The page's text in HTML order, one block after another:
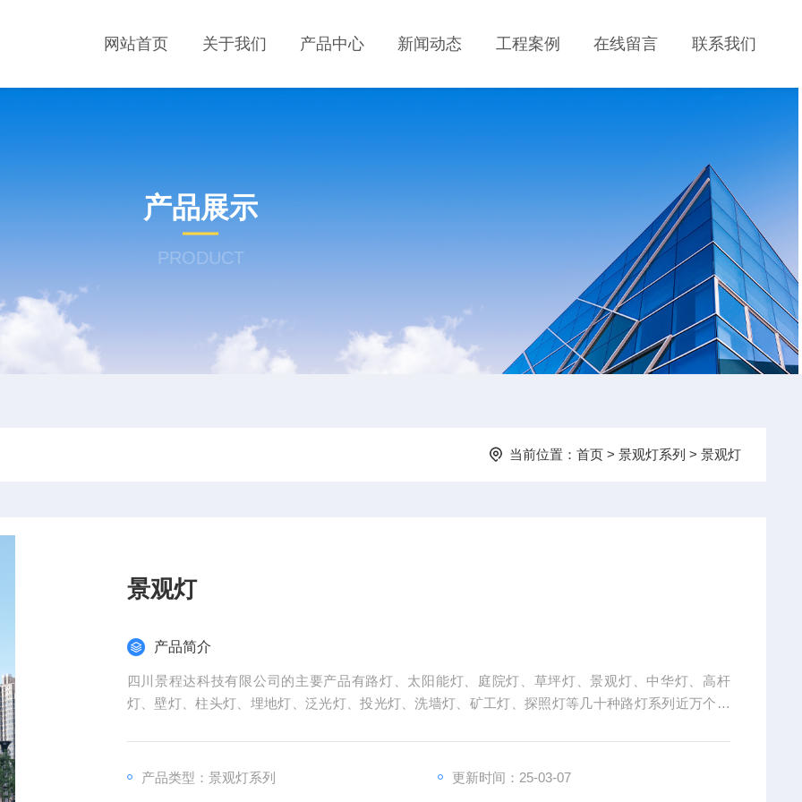
网站首页 关于我们 产品中心 新闻动态 工程案例 在线留言 联系我们
产品展示
PRODUCT
当前位置： 首页> 景观灯系列 > 景观灯
景观灯
产品简介
四川景程达科技有限公司的主要产品有路灯、太阳能灯、庭院灯、草坪灯、景观灯、中华灯、高杆
灯、壁灯、柱头灯、埋地灯、泛光灯、投光灯、洗墙灯、矿工灯、探照灯等几十种路灯系列近万个产
产品类型：景观灯系列 更新时间：25-03-07